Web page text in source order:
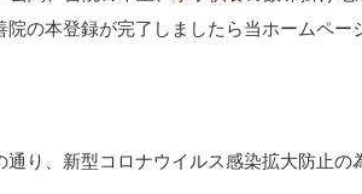
の本登録が完了しましたら当ホームペー
り、新型コロナウイルス感染拡大防止の